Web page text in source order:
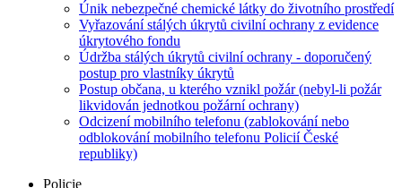
Únik nebezpečné chemické látky do životního prostředí
Vyřazování stálých úkrytů civilní ochrany z evidence
úkrytového fondu
Údržba stálých úkrytů civilní ochrany - doporučený
postup pro vlastníky úkrytů
Postup občana, u kterého vznikl požár (nebyl-li požár
likvidován jednotkou požární ochrany)
Odcizení mobilního telefonu (zablokování nebo
odblokování mobilního telefonu Policií České
republiky)
Policie